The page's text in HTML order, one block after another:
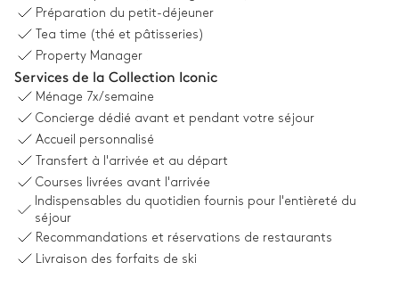
TV
Fauteuil
Canapé
Salle à manger
Table
10 places
Cuisine
Ouverte
Préparation du petit-déjeuner
Tea time (thé et pâtisseries)
Property Manager
Services de la Collection Iconic
Ménage 7x/semaine
Concierge dédié avant et pendant votre séjour
Accueil personnalisé
Transfert à l'arrivée et au départ
Courses livrées avant l'arrivée
Indispensables du quotidien fournis pour l'entièreté du
séjour
Recommandations et réservations de restaurants
Livraison des forfaits de ski